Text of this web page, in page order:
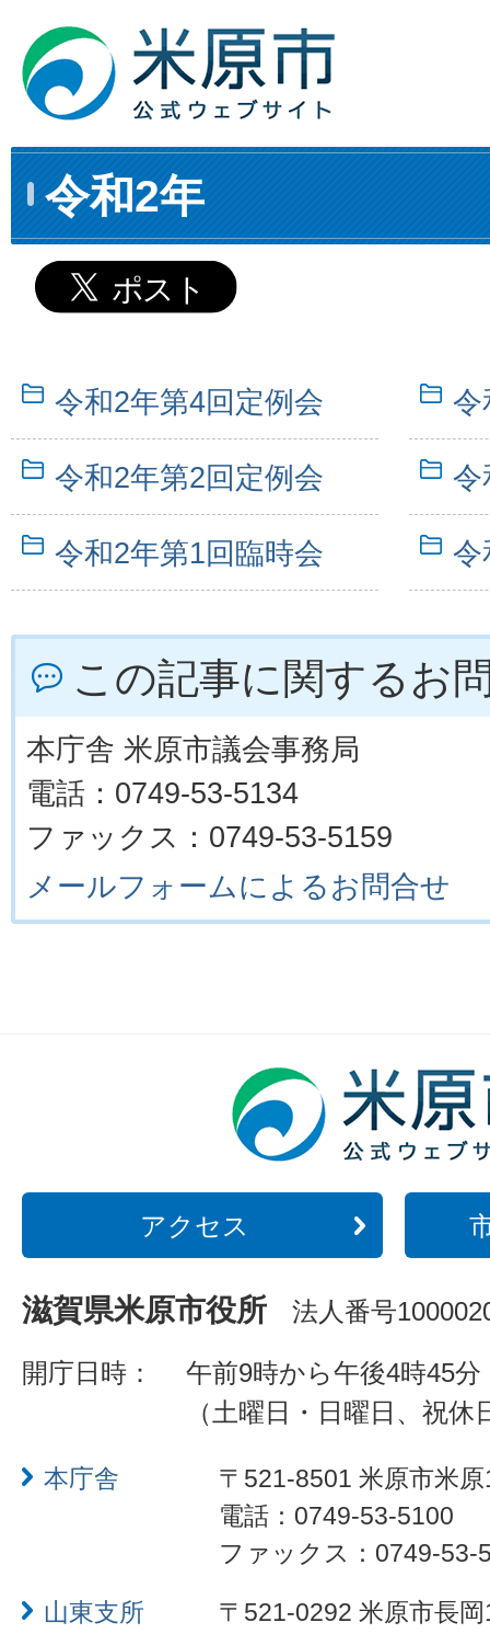
令和2年
令和2年第4回定例会 令
令和2年第2回定例会 令
令和2年第1回臨時会 令
この記事に関するお
本庁舎 米原市議会事務局
電話：0749-53-5134
ファックス：0749-53-5159
メールフォームによるお問合せ
アクセス
滋賀県米原市役所 法人番号
開庁日時：
午前9時から午後4時45分
（土曜日・日曜日、祝
本庁舎
〒521-8501 米原市米
電話：0749-53-5100
ファックス：0749-53-
山東支所
〒521-0292 米原市長